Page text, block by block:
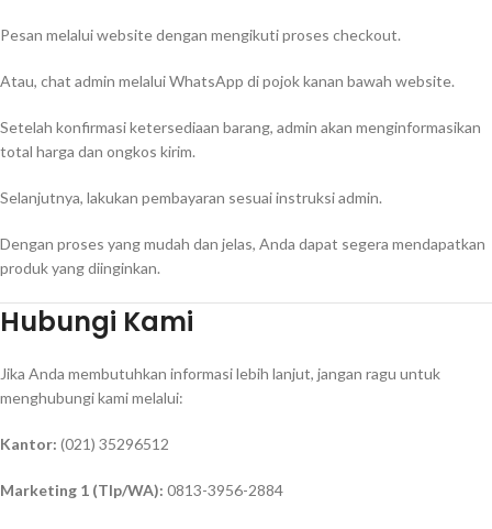
Pesan melalui website dengan mengikuti proses checkout.
Atau, chat admin melalui WhatsApp di pojok kanan bawah website.
Setelah konfirmasi ketersediaan barang, admin akan menginformasikan
total harga dan ongkos kirim.
Selanjutnya, lakukan pembayaran sesuai instruksi admin.
Dengan proses yang mudah dan jelas, Anda dapat segera mendapatkan
produk yang diinginkan.
Hubungi Kami
Jika Anda membutuhkan informasi lebih lanjut, jangan ragu untuk
menghubungi kami melalui:
Kantor: (021) 35296512
Marketing 1 (Tlp/WA): 0813-3956-2884